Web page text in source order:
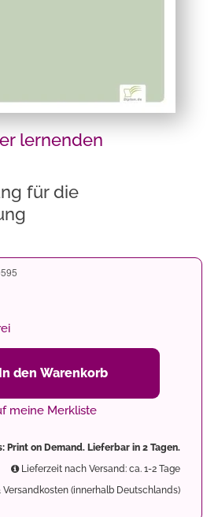
lernenden
für die
In den Warenkorb
meine Merkliste
Print on Demand. Lieferbar in 2 Tagen.
Lieferzeit nach Versand: ca. 1-2 Tage
Versandkosten (innerhalb Deutschlands)